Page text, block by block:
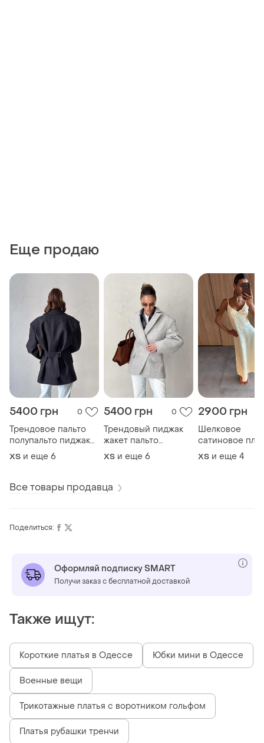
Еще продаю
5400 грн 0
Трендовое пальто
полупальто пиджак
жакет оверсайз
ХS и еще 6
5400 грн 0
Трендовый пиджак
жакет пальто
полупальто
оверсайз
ХS и еще 6
2900 грн
Шелковое
сатиновое
бретелях
комбинация
ХS и еще 4
Все товары продавца
Поделиться:
Оформляй подписку SMART
Получи заказ с бесплатной доставкой
Также ищут:
Короткие платья в Одессе Юбки мини в Одессе
Военные вещи
Трикотажные платья с воротником гольфом
Платья рубашки тренчи